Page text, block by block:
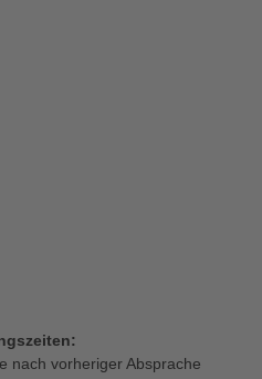
nach vorheriger Absprache